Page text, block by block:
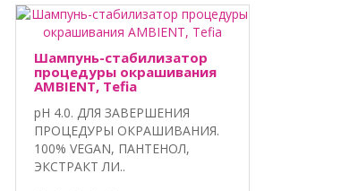
Шампунь-стабилизатор
процедуры окрашивания
AMBIENT, Tefia
pH 4.0. ДЛЯ ЗАВЕРШЕНИЯ
ПРОЦЕДУРЫ ОКРАШИВАНИЯ.
100% VEGAN, ПАНТЕНОЛ,
ЭКСТРАКТ ЛИ..